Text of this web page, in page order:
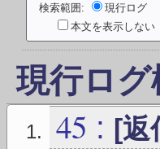
検索範囲:
現行ログ
本文を表示しな
現行ログ
45 : [返